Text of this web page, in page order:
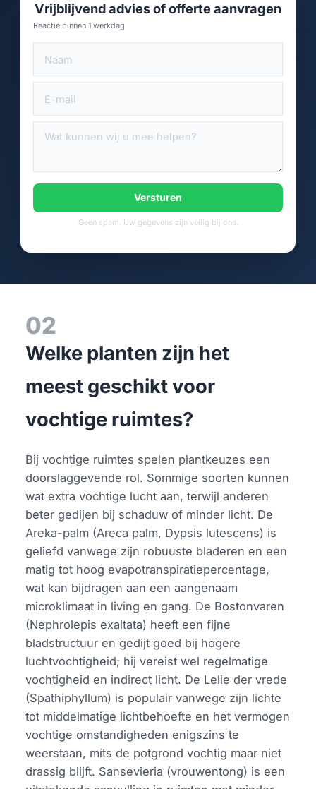
Vrijblijvend advies of offerte aanvragen
Reactie binnen 1 werkdag
Versturen
Geen spam. Uw gegevens zijn veilig bij ons.
02
Welke planten zijn het
meest geschikt voor
vochtige ruimtes?
Bij vochtige ruimtes spelen plantkeuzes een
doorslaggevende rol. Sommige soorten kunnen
wat extra vochtige lucht aan, terwijl anderen
beter gedijen bij schaduw of minder licht. De
Areka-palm (Areca palm, Dypsis lutescens) is
geliefd vanwege zijn robuuste bladeren en een
matig tot hoog evapotranspiratiepercentage,
wat kan bijdragen aan een aangenaam
microklimaat in living en gang. De Bostonvaren
(Nephrolepis exaltata) heeft een fijne
bladstructuur en gedijt goed bij hogere
luchtvochtigheid; hij vereist wel regelmatige
vochtigheid en indirect licht. De Lelie der vrede
(Spathiphyllum) is populair vanwege zijn lichte
tot middelmatige lichtbehoefte en het vermogen
vochtige omstandigheden enigszins te
weerstaan, mits de potgrond vochtig maar niet
drassig blijft. Sansevieria (vrouwentong) is een